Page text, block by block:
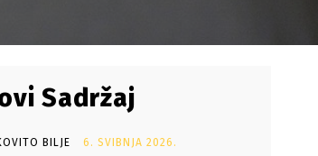
Sadržaj
BILJE 6. SVIBNJA 2026.